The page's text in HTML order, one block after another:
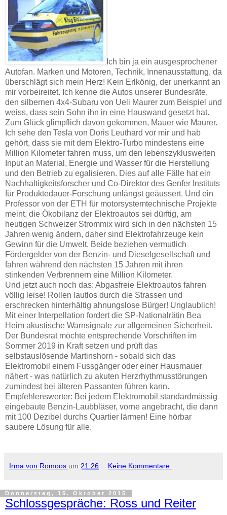
Ich bin ja ein ausgesprochener
Autofan. Marken und Motoren, Technik, Innenausstattung, da
überschlägt sich mein Herz! Kein Erlkönig, der unerkannt an
mir vorbeireitet. Ich kenne die Autos unserer Bundesräte,
den silbernen 4x4-Subaru von Ueli Maurer zum Beispiel und
weiss, dass sein Sohn ihn in eine Hauswand gesetzt hat.
Zum Glück glimpflich davon gekommen, Mauer wie Maurer.
Ich sehe den Tesla von Doris Leuthard vor mir und hab
gehört, dass sie mit dem Elektro-Turbo mindestens eine
Million Kilometer fahren muss, um den lebenszyklusweiten
Input an Material, Energie und Wasser für die Herstellung
und den Betrieb zu egalisieren. Dies auf alle Fälle hat ein
Nachhaltigkeitsforscher und Co-Direktor des Genfer Instituts
für Produktedauer-Forschung unlängst geäussert. Und ein
Professor von der ETH für motorsystemtechnische Projekte
meint, die Ökobilanz der Elektroautos sei dürftig, am
heutigen Schweizer Strommix wird sich in den nächsten 15
Jahren wenig ändern, daher sind Elektrofahrzeuge kein
Gewinn für die Umwelt. Beide beziehen vermutlich
Fördergelder von der Benzin- und Dieselgesellschaft und
fahren während den nächsten 15 Jahren mit ihren
stinkenden Verbrennern eine Million Kilometer.
Und jetzt auch noch das: Abgasfreie Elektroautos fahren
völlig leise! Rollen lautlos durch die Strassen und
erschrecken hinterhältig ahnungslose Bürger! Unglaublich!
Mit einer Interpellation fordert die SP-Nationalrätin Bea
Heim akustische Warnsignale zur allgemeinen Sicherheit.
Der Bundesrat möchte entsprechende Vorschriften im
Sommer 2019 in Kraft setzen und prüft das
selbstauslösende Martinshorn - sobald sich das
Elektromobil einem Fussgänger oder einer Hausmauer
nähert- was natürlich zu akuten Herzrhythmusstörungen
zumindest bei älteren Passanten führen kann.
Empfehlenswerter: Bei jedem Elektromobil standardmässig
eingebaute Benzin-Laubbläser, vorne angebracht, die dann
mit 100 Dezibel durchs Quartier lärmen! Eine hörbar
saubere Lösung für alle.
Irma von Romoos um 21:26 Keine Kommentare:
Donnerstag, 15. Oktober 2015
Schlossgespräche: Ross und Reiter